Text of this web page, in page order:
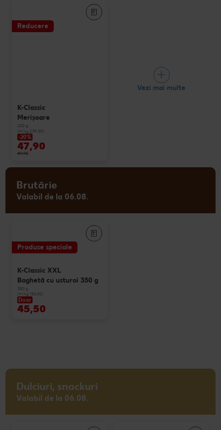
Reducere
K-Classic
Merişoare
200 g
(=1 kg 239.50)
-20%
47,90
59,90
Vezi mai multe
Brutărie
Valabil de la 06.08.
Produse speciale
K-Classic XXL
Baghetă cu usturoi 350 g
350 g
(=1 kg 130.00)
Doar
45,50
Dulciuri, snackuri
Valabil de la 06.08.